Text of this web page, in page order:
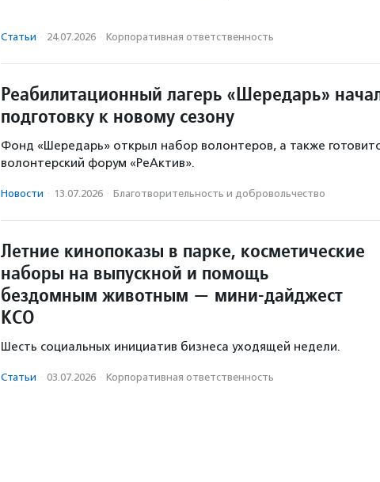
Статьи · 24.07.2026 · Корпоративная ответственность
Реабилитационный лагерь «Шередарь»
подготовку к новому сезону
Фонд «Шередарь» открыл набор волонтеров, а также
волонтерский форум «РеАктив».
Новости · 13.07.2026 · Благотвори­тель­ность и доброволь­чест­во
Летние кинопоказы в парке, косметические
наборы на выпускной и помощь
бездомным животным — мини-дайджест
КСО
Шесть социальных инициатив бизнеса уходящей недели.
Статьи · 03.07.2026 · Корпоративная ответственность